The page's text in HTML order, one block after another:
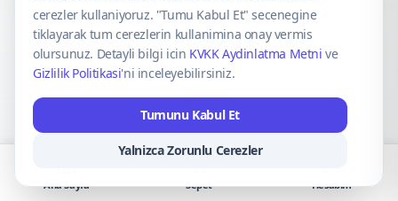
VISA Mastercard
cerezler kullaniyoruz. "Tumu Kabul Et" secenegine
tiklayarak tum cerezlerin kullanimina onay vermis
olursunuz. Detayli bilgi icin KVKK Aydinlatma Metni ve
Gizlilik Politikasi'ni inceleyebilirsiniz.
Tumunu Kabul Et
Yalnizca Zorunlu Cerezler
Ana Sayfa Sepet Hesabım